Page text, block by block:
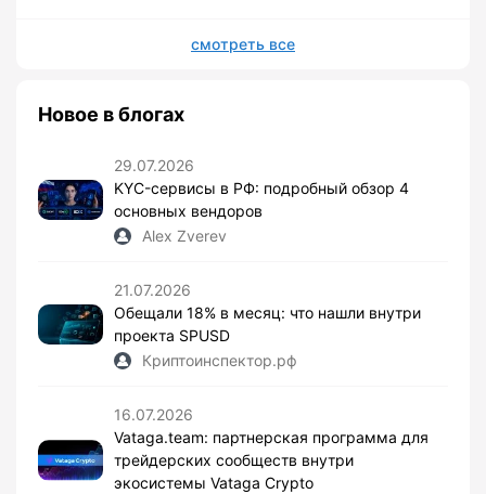
смотреть все
Новое в блогах
29.07.2026
KYC-сервисы в РФ: подробный обзор 4
основных вендоров
Alex Zverev
21.07.2026
Обещали 18% в месяц: что нашли внутри
проекта SPUSD
Криптоинспектор.рф
16.07.2026
Vataga.team: партнерская программа для
трейдерских сообществ внутри
экосистемы Vataga Crypto